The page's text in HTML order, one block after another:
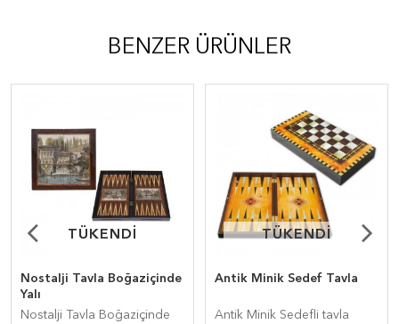
BENZER ÜRÜNLER
TÜKENDİ
TÜKENDİ
Nostalji Tavla Boğaziçinde
Yalı
Nostalji Tavla Boğaziçinde
TÜKENDİ
TÜKENDİ
Antik Minik Sedef Tavla
Antik Minik Sedefli tavla